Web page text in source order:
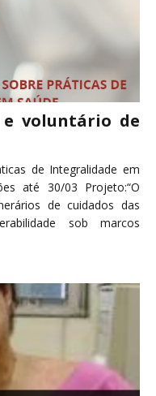
e voluntário de
de Integralidade em
até 30/03 Projeto:“O
de cuidados das
sob marcos